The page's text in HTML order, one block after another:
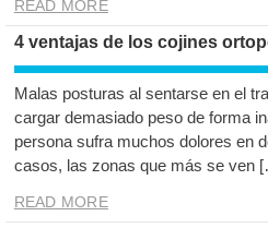
READ MORE
4 ventajas de los cojines
Malas posturas al sentarse en el
cargar demasiado peso de forma
persona sufra muchos dolores en
casos, las zonas que más se ven
READ MORE